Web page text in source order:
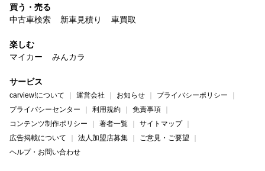
買う・売る
中古車検索
新車見積り 車買取
楽しむ
マイカー
みんカラ
サービス
carview!について 運営会社 お知らせ
プライバシーポリシー
プライバシーセンター
利用規約
免責事項
コンテンツ制作ポリシー
著者一覧
サイトマップ
広告掲載について
法人加盟店募集
ご意見・ご要望
ヘルプ・お問い合わせ